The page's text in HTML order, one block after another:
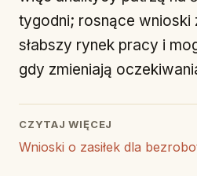
tygodni; rosnące wnioski
słabszy rynek pracy i
gdy zmieniają
CZYTAJ WIĘCEJ
Wnioski o zasiłek dla